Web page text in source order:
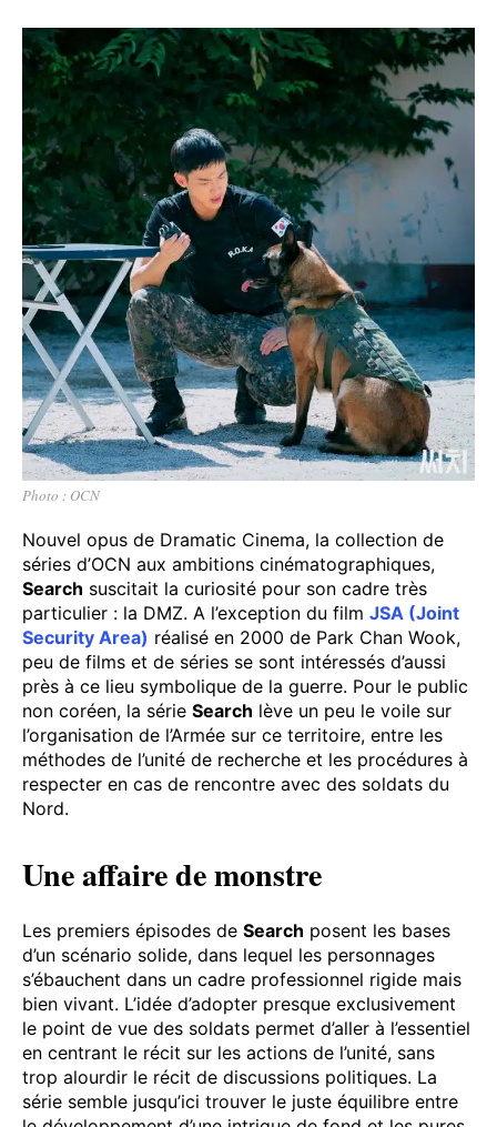
Photo : OCN
Nouvel opus de Dramatic Cinema, la collection de
séries d’OCN aux ambitions cinématographiques,
Search suscitait la curiosité pour son cadre très
particulier : la DMZ. A l’exception du film JSA (Joint
Security Area) réalisé en 2000 de Park Chan Wook,
peu de films et de séries se sont intéressés d’aussi
près à ce lieu symbolique de la guerre. Pour le public
non coréen, la série Search lève un peu le voile sur
l’organisation de l’Armée sur ce territoire, entre les
méthodes de l’unité de recherche et les procédures à
respecter en cas de rencontre avec des soldats du
Nord.
Une affaire de monstre
Les premiers épisodes de Search posent les bases
d’un scénario solide, dans lequel les personnages
s’ébauchent dans un cadre professionnel rigide mais
bien vivant. L’idée d’adopter presque exclusivement
le point de vue des soldats permet d’aller à l’essentiel
en centrant le récit sur les actions de l’unité, sans
trop alourdir le récit de discussions politiques. La
série semble jusqu’ici trouver le juste équilibre entre